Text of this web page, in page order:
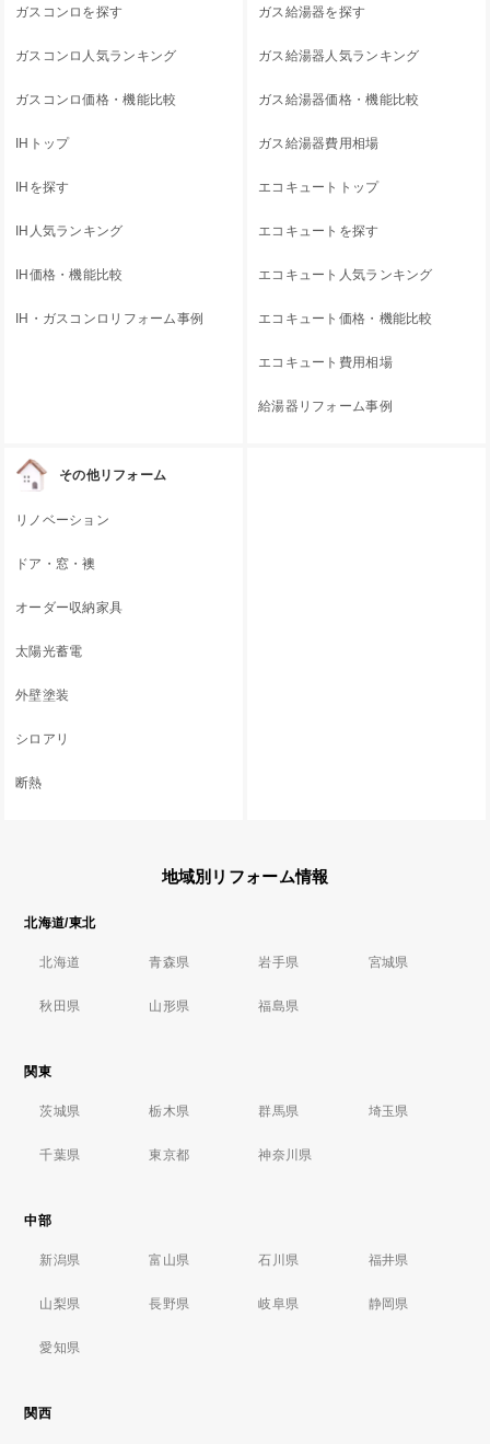
ガスコンロを探す
ガスコンロ人気ランキング
ガスコンロ価格・機能比較
IHトップ
IHを探す
IH人気ランキング
IH価格・機能比較
IH・ガスコンロリフォーム事例
ガス給湯器を探す
ガス給湯器人気ランキング
ガス給湯器価格・機能比較
ガス給湯器費用相場
エコキュートトップ
エコキュートを探す
エコキュート人気ランキング
エコキュート価格・機能比較
エコキュート費用相場
給湯器リフォーム事例
その他リフォーム
リノベーション
ドア・窓・襖
オーダー収納家具
太陽光蓄電
外壁塗装
シロアリ
断熱
地域別リフォーム情報
北海道/東北
北海道 青森県 岩手県 宮城県
秋田県 山形県 福島県
関東
茨城県 栃木県 群馬県 埼玉県
千葉県 東京都 神奈川県
中部
新潟県 富山県 石川県 福井県
山梨県 長野県 岐阜県 静岡県
愛知県
関西